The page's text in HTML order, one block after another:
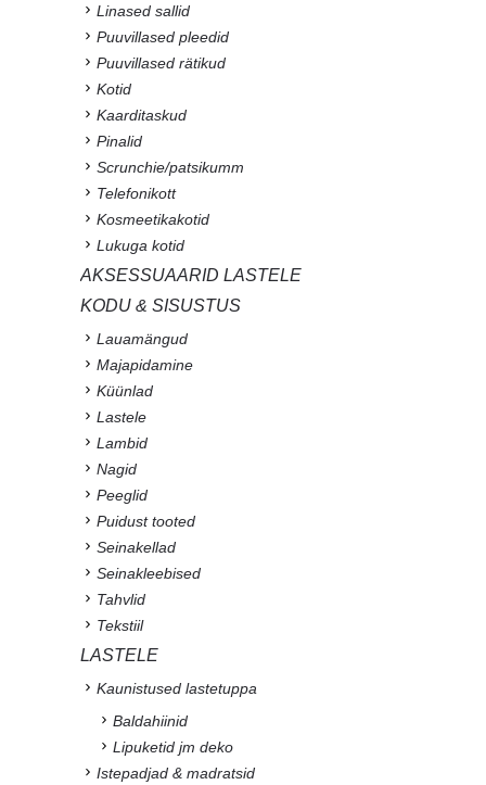
Linased sallid
Puuvillased pleedid
Puuvillased rätikud
Kotid
Kaarditaskud
Pinalid
Scrunchie/patsikumm
Telefonikott
Kosmeetikakotid
Lukuga kotid
AKSESSUAARID LASTELE
KODU & SISUSTUS
Lauamängud
Majapidamine
Küünlad
Lastele
Lambid
Nagid
Peeglid
Puidust tooted
Seinakellad
Seinakleebised
Tahvlid
Tekstiil
LASTELE
Kaunistused lastetuppa
Baldahiinid
Lipuketid jm deko
Istepadjad & madratsid